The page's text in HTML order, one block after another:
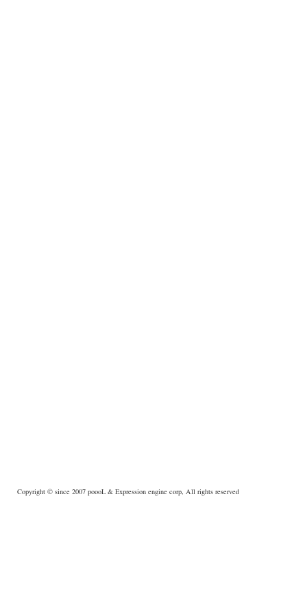
Copyright © since 2007 poooL & Expression engine corp, All rights reserved